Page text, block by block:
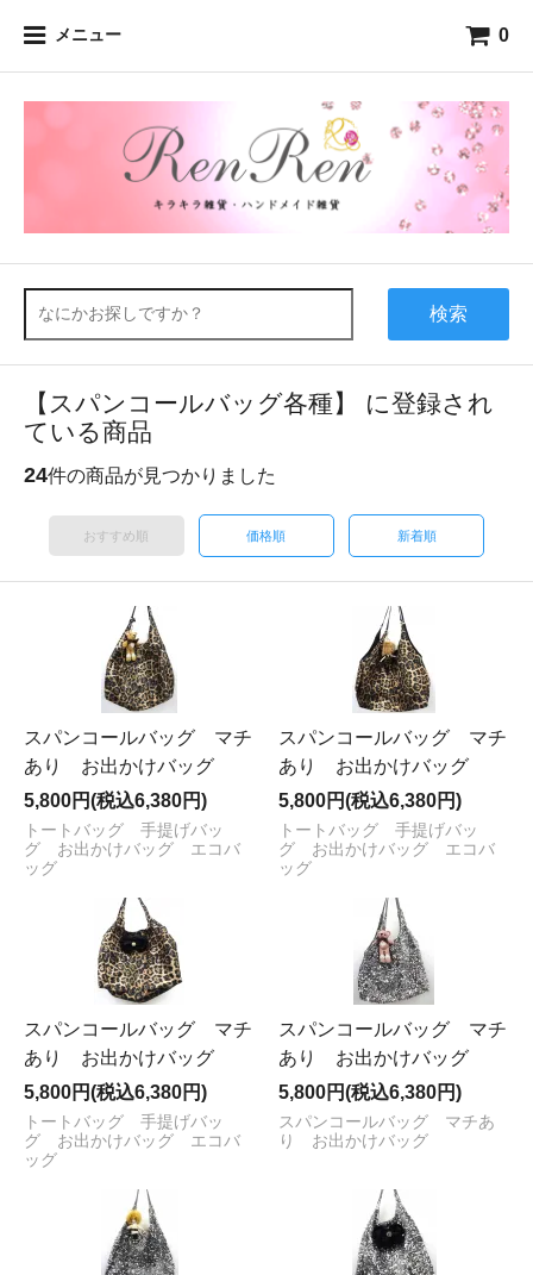
メニュー 0
検索
【スパンコールバッグ各種】 に登録され
ている商品
24件の商品が見つかりました
おすすめ順 価格順 新着順
スパンコールバッグ マチ
あり お出かけバッグ
5,800円(税込6,380円)
トートバッグ 手提げバッ
グ お出かけバッグ エコバ
ッグ
スパンコールバッグ マチ
あり お出かけバッグ
5,800円(税込6,380円)
トートバッグ 手提げバッ
グ お出かけバッグ エコバ
ッグ
スパンコールバッグ マチ
あり お出かけバッグ
5,800円(税込6,380円)
トートバッグ 手提げバッ
グ お出かけバッグ エコバ
ッグ
スパンコールバッグ マチ
あり お出かけバッグ
5,800円(税込6,380円)
スパンコールバッグ マチあ
り お出かけバッグ